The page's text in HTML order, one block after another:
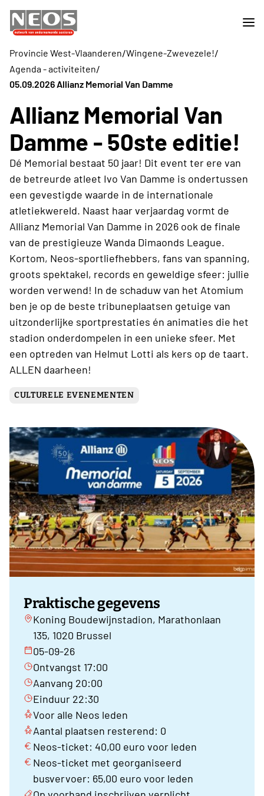
Provincie West-Vlaanderen/Wingene-Zwevezele!/
Agenda - activiteiten/
05.09.2026 Allianz Memorial Van Damme
Allianz Memorial Van
Damme - 50ste editie!
Dé Memorial bestaat 50 jaar! Dit event ter ere van
de betreurde atleet Ivo Van Damme is ondertussen
een gevestigde waarde in de internationale
atletiekwereld. Naast haar verjaardag vormt de
Allianz Memorial Van Damme in 2026 ook de finale
van de prestigieuze Wanda Dimaonds League.
Kortom, Neos-sportliefhebbers, fans van spanning,
groots spektakel, records en geweldige sfeer: jullie
worden verwend! In de schaduw van het Atomium
ben je op de beste tribuneplaatsen getuige van
uitzonderlijke sportprestaties én animaties die het
stadion onderdompelen in een unieke sfeer. Met
een optreden van Helmut Lotti als kers op de taart.
ALLEN daarheen!
CULTURELE EVENEMENTEN
Praktische gegevens
Koning Boudewijnstadion, Marathonlaan
135, 1020 Brussel
05-09-26
Ontvangst 17:00
Aanvang 20:00
Einduur 22:30
Voor alle Neos leden
Aantal plaatsen resterend: 0
Neos-ticket: 40,00 euro voor leden
Neos-ticket met georganiseerd
busvervoer: 65,00 euro voor leden